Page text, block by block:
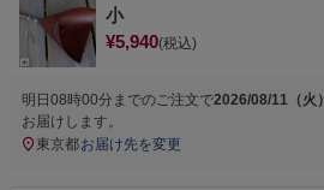
小
¥5,940 税込
明日 08時00分 までのご注文で2026/08/11（火）
お届けします。
東京都お届け先を変更